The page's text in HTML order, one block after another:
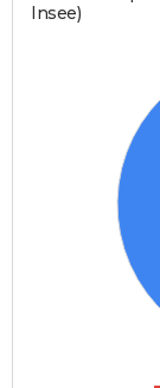
Insee)